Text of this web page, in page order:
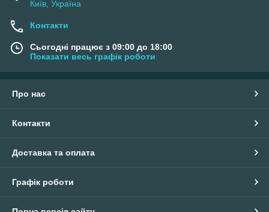
Київ, Україна
Контакти
Сьогодні працює з 09:00 до 18:00
Показати весь графік роботи
Про нас
Контакти
Доставка та оплата
Графік роботи